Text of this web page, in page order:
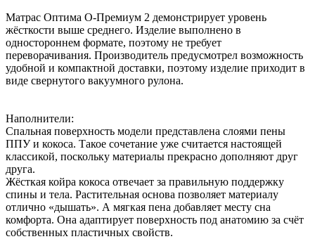
Матрас Оптима О-Премиум 2 демонстрирует уровень
жёсткости выше среднего. Изделие выполнено в
одностороннем формате, поэтому не требует
переворачивания. Производитель предусмотрел возможность
удобной и компактной доставки, поэтому изделие приходит в
виде свернутого вакуумного рулона.
Наполнители:
Спальная поверхность модели представлена слоями пены
ППУ и кокоса. Такое сочетание уже считается настоящей
классикой, поскольку материалы прекрасно дополняют друг
друга.
Жёсткая койра кокоса отвечает за правильную поддержку
спины и тела. Растительная основа позволяет материалу
отлично «дышать». А мягкая пена добавляет месту сна
комфорта. Она адаптирует поверхность под анатомию за счёт
собственных пластичных свойств.